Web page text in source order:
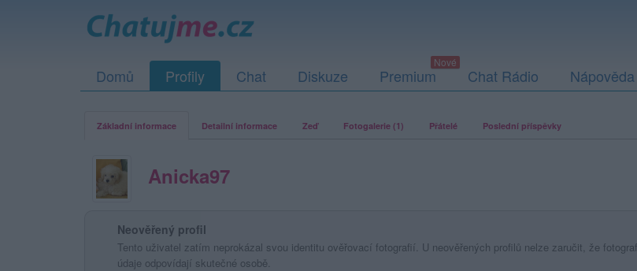
Domů Profily Chat Diskuze Premium Chat Rádio Nápověda
Základní informace Detailní informace Zeď Fotogalerie (1) Přátelé Poslední příspěvky
Anicka97
Neověřený profil
Tento uživatel zatím neprokázal svou identitu ověřovací fotografií. U neověřených profilů nelze zaručit, že
údaje odpovídají skutečné osobě.